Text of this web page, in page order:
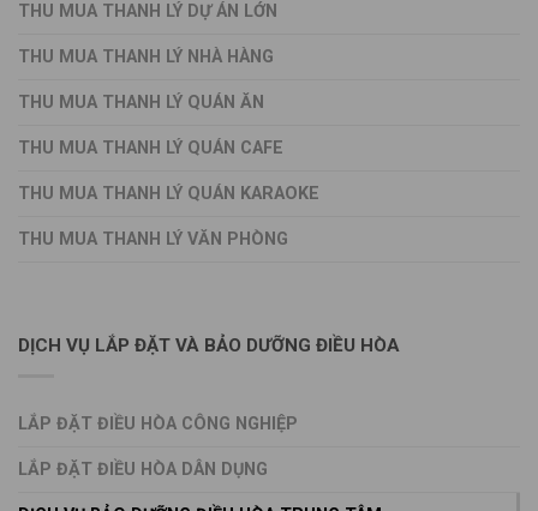
THU MUA THANH LÝ DỰ ÁN LỚN
THU MUA THANH LÝ NHÀ HÀNG
THU MUA THANH LÝ QUÁN ĂN
THU MUA THANH LÝ QUÁN CAFE
THU MUA THANH LÝ QUÁN KARAOKE
THU MUA THANH LÝ VĂN PHÒNG
DỊCH VỤ LẮP ĐẶT VÀ BẢO DƯỠNG ĐIỀU HÒA
LẮP ĐẶT ĐIỀU HÒA CÔNG NGHIỆP
LẮP ĐẶT ĐIỀU HÒA DÂN DỤNG